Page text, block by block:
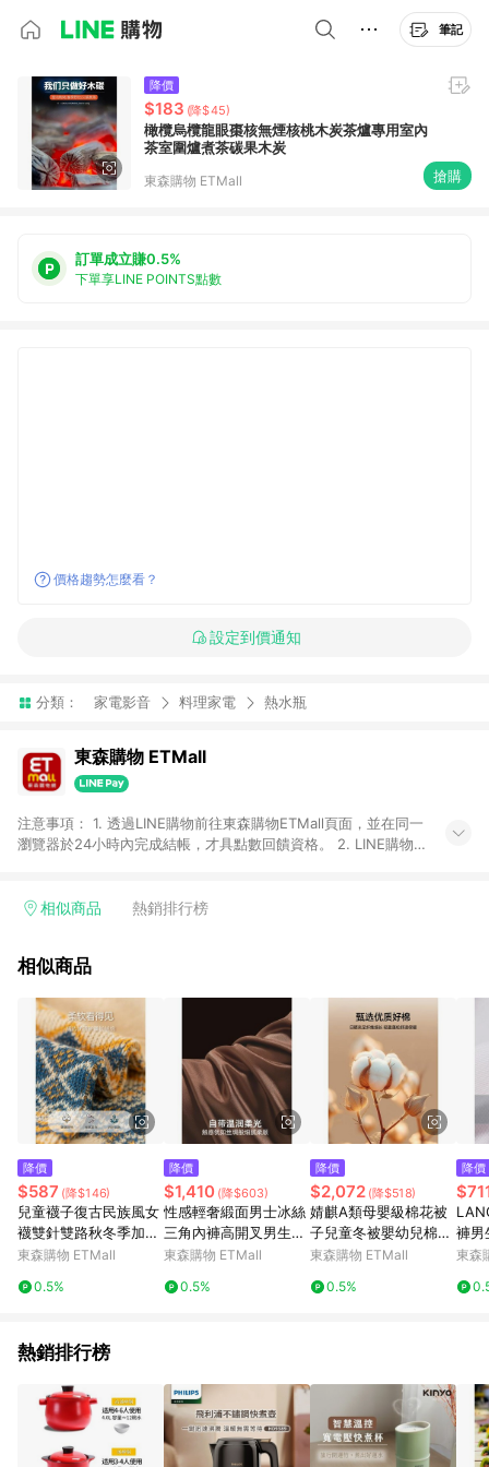
筆記
降價
$183 (降$45)
橄欖烏欖龍眼棗核無煙核桃木炭茶爐專用室內
茶室圍爐煮茶碳果木炭
東森購物 ETMall 搶購
訂單成立賺0.5%
下單享LINE POINTS點數
價格趨勢怎麼看？
設定到價通知
分類： 家電影音 料理家電 熱水瓶
東森購物 ETMall
注意事項： 1. 透過LINE購物前往東森購物ETMall頁面，並在同一
瀏覽器於24小時內完成結帳，才具點數回饋資格。 2. LINE購物
單，皆不在點數回饋範圍內。 3. 如購買以下類別商品，將無法獲
球嚴選、商城、專案商品、「草莓網」全館商品。 4. 如取消訂
回饋。 5. 點數回饋會扣除所有折扣優惠後之最終發票金額計算，
實際回饋請依LINE購物通知為主。 6. 訂單如有使用東森購物
ETMall站內之折扣優惠(包含但不限於東森幣、樂透金、東森現金
券等)，不具點數回饋資格。詳細請依東森購物ETMall之結帳頁面
顯示為準。 7. LINE購物設有「單一商品最高回饋點數」機制(特
殊活動時開放「回饋無上限」)，以同一訂單中同一商品不論件數
計算，並依訂單成立時間當下LINE購物所設定的回饋機制為準。
如顯示之商品規格、顏色、價位、贈品與東森購物ETMall銷售網
頁不符，以銷售網頁標示為準。 9. 若有贈點爭議，請務必於訂單
日期+180天以內至LINE購物客服洽詢；若超過180天(含)以上進
行申訴，恕無法贈點回饋。 10. 部分點數紅包僅限指定商品使
用，或不適用於無回饋商品。各點數紅包之適用商品與使用條件
請依點數紅包頁面規則為準。
相似商品 熱銷排行榜
相似商品
降價
$587 (降$146)
兒童襪子復古民族風女
襪雙針雙路秋冬季加厚
保暖堆堆襪中筒無骨襪
東森購物 ETMall
0.5%
降價
$1,410 (降$603)
性感輕奢緞面男士冰絲
三角內褲高開叉男生舒
適透氣男短褲2026新
東森購物 ETMall
0.5%
降價
$2,072 (降$518)
婧麒A類母嬰級棉花被
子兒童冬被嬰幼兒棉被
保暖春秋學生宿舍被芯
東森購物 ETMall
0.5%
降價
褲男
筒
東森
熱銷排行榜